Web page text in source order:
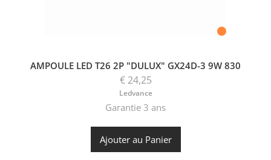
AMPOULE LED T26 2P "DULUX" GX24D-3 9W 830
€ 24,25
Ledvance
Garantie 3 ans
Ajouter au Panier